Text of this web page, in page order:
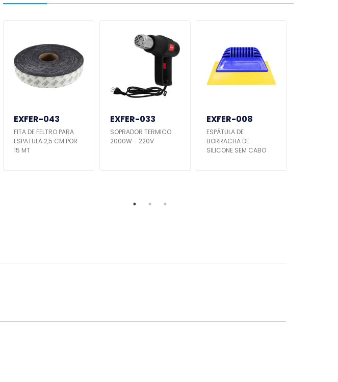
EXFER-043
FITA DE FELTRO PARA
ESPATULA 2,5 CM POR
15 MT
EXFER-033
SOPRADOR TERMICO
2000W - 220V
EXFER-008
ESPÁTULA DE
BORRACHA DE
SILICONE SEM CABO